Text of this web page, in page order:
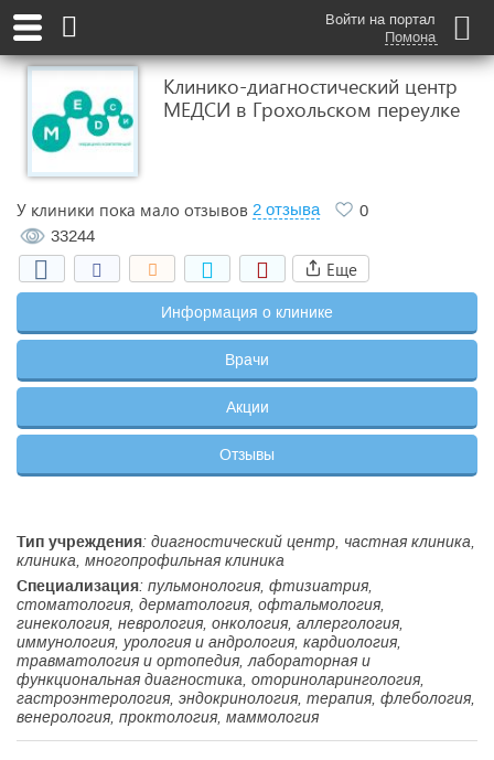
Войти на портал
Помона
Клинико-диагностический центр
МЕДСИ в Грохольском переулке
У клиники пока мало отзывов 2 отзыва
0
33244
Еще
Информация о клинике
Врачи
Акции
Отзывы
Тип учреждения: диагностический центр, частная клиника,
клиника, многопрофильная клиника
Специализация: пульмонология, фтизиатрия,
стоматология, дерматология, офтальмология,
гинекология, неврология, онкология, аллергология,
иммунология, урология и андрология, кардиология,
травматология и ортопедия, лабораторная и
функциональная диагностика, оториноларингология,
гастроэнтерология, эндокринология, терапия, флебология,
венерология, проктология, маммология